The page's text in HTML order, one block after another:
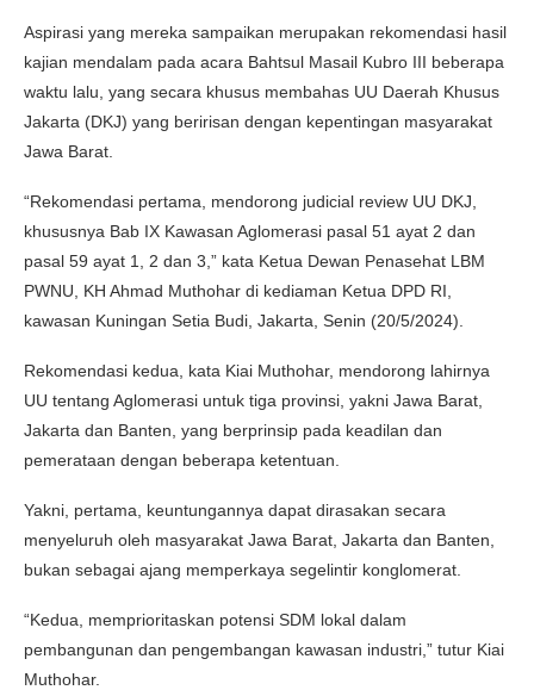
Aspirasi yang mereka sampaikan merupakan rekomendasi hasil
kajian mendalam pada acara Bahtsul Masail Kubro III beberapa
waktu lalu, yang secara khusus membahas UU Daerah Khusus
Jakarta (DKJ) yang beririsan dengan kepentingan masyarakat
Jawa Barat.
“Rekomendasi pertama, mendorong judicial review UU DKJ,
khususnya Bab IX Kawasan Aglomerasi pasal 51 ayat 2 dan
pasal 59 ayat 1, 2 dan 3,” kata Ketua Dewan Penasehat LBM
PWNU, KH Ahmad Muthohar di kediaman Ketua DPD RI,
kawasan Kuningan Setia Budi, Jakarta, Senin (20/5/2024).
Rekomendasi kedua, kata Kiai Muthohar, mendorong lahirnya
UU tentang Aglomerasi untuk tiga provinsi, yakni Jawa Barat,
Jakarta dan Banten, yang berprinsip pada keadilan dan
pemerataan dengan beberapa ketentuan.
Yakni, pertama, keuntungannya dapat dirasakan secara
menyeluruh oleh masyarakat Jawa Barat, Jakarta dan Banten,
bukan sebagai ajang memperkaya segelintir konglomerat.
“Kedua, memprioritaskan potensi SDM lokal dalam
pembangunan dan pengembangan kawasan industri,” tutur Kiai
Muthohar.